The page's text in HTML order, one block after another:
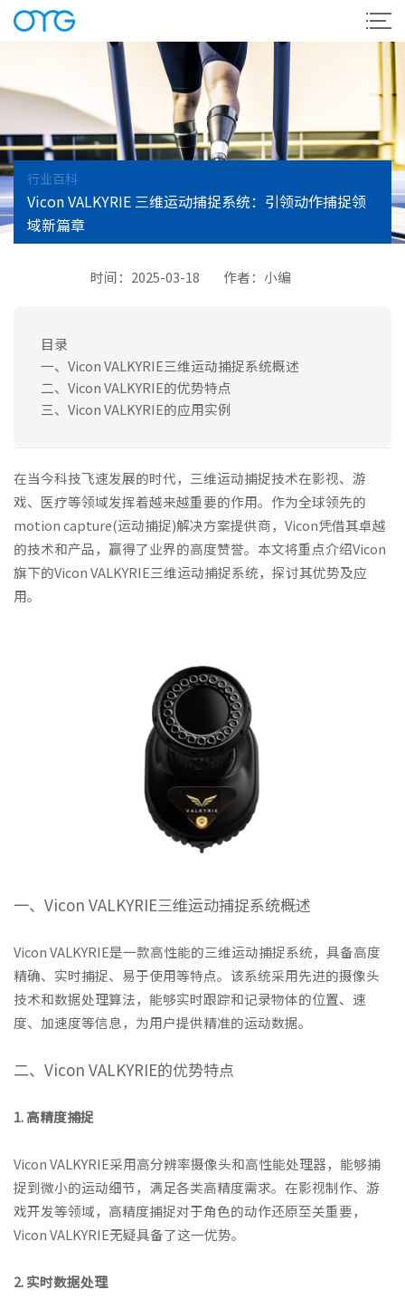
行业百科
Vicon VALKYRIE 三维运动捕捉系统：引领动作捕捉领
域新篇章
时间：2025-03-18 作者：小编
目录
一、Vicon VALKYRIE三维运动捕捉系统概述
二、Vicon VALKYRIE的优势特点
三、Vicon VALKYRIE的应用实例
在当今科技飞速发展的时代，三维运动捕捉技术在影视、游
戏、医疗等领域发挥着越来越重要的作用。作为全球领先的
motion capture(运动捕捉)解决方案提供商，Vicon凭借其卓越
的技术和产品，赢得了业界的高度赞誉。本文将重点介绍Vicon
旗下的Vicon VALKYRIE三维运动捕捉系统，探讨其优势及应
用。
一、Vicon VALKYRIE三维运动捕捉系统概述
Vicon VALKYRIE是一款高性能的三维运动捕捉系统，具备高度
精确、实时捕捉、易于使用等特点。该系统采用先进的摄像头
技术和数据处理算法，能够实时跟踪和记录物体的位置、速
度、加速度等信息，为用户提供精准的运动数据。
二、Vicon VALKYRIE的优势特点
1. 高精度捕捉
Vicon VALKYRIE采用高分辨率摄像头和高性能处理器，能够捕
捉到微小的运动细节，满足各类高精度需求。在影视制作、游
戏开发等领域，高精度捕捉对于角色的动作还原至关重要，
Vicon VALKYRIE无疑具备了这一优势。
2. 实时数据处理